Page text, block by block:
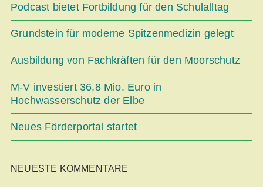
Podcast bietet Fortbildung für den Schulalltag
Grundstein für moderne Spitzenmedizin gelegt
Ausbildung von Fachkräften für den Moorschutz
M-V investiert 36,8 Mio. Euro in
Hochwasserschutz der Elbe
Neues Förderportal startet
NEUESTE KOMMENTARE